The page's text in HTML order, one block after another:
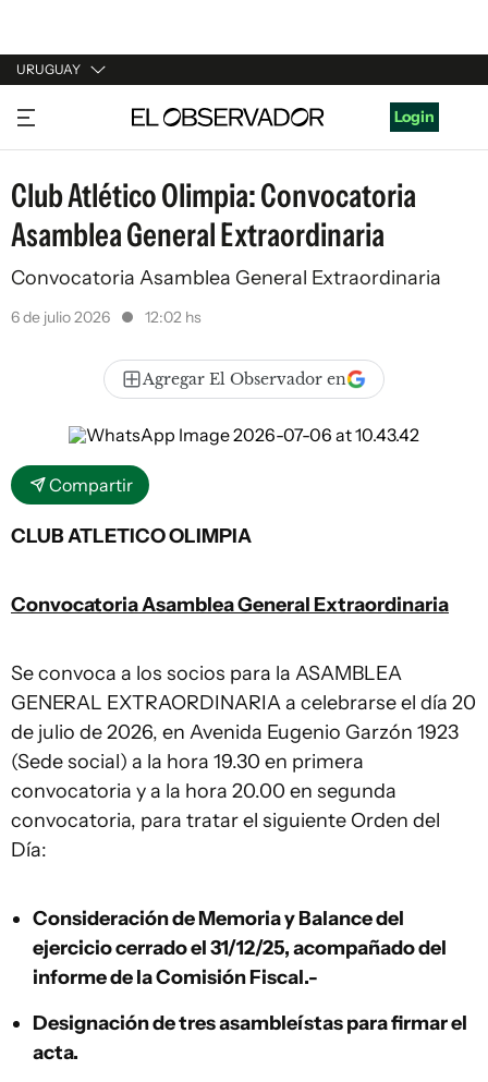
URUGUAY
URUGUAY
ARGENTINA
ESPAÑA
ESTADOS UNIDOS
Login
Club Atlético Olimpia: Convocatoria
Asamblea General Extraordinaria
Convocatoria Asamblea General Extraordinaria
6 de julio 2026 12:02 hs
Agregar El Observador en
Compartir
CLUB ATLETICO OLIMPIA
Convocatoria Asamblea General Extraordinaria
Se convoca a los socios para la ASAMBLEA
GENERAL EXTRAORDINARIA a celebrarse el día 20
de julio de 2026, en Avenida Eugenio Garzón 1923
(Sede social) a la hora 19.30 en primera
convocatoria y a la hora 20.00 en segunda
convocatoria, para tratar el siguiente Orden del
Día:
Consideración de Memoria y Balance del
ejercicio cerrado el 31/12/25, acompañado del
informe de la Comisión Fiscal.-
Designación de tres asambleístas para firmar el
acta.